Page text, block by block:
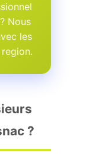
Nous
les
?